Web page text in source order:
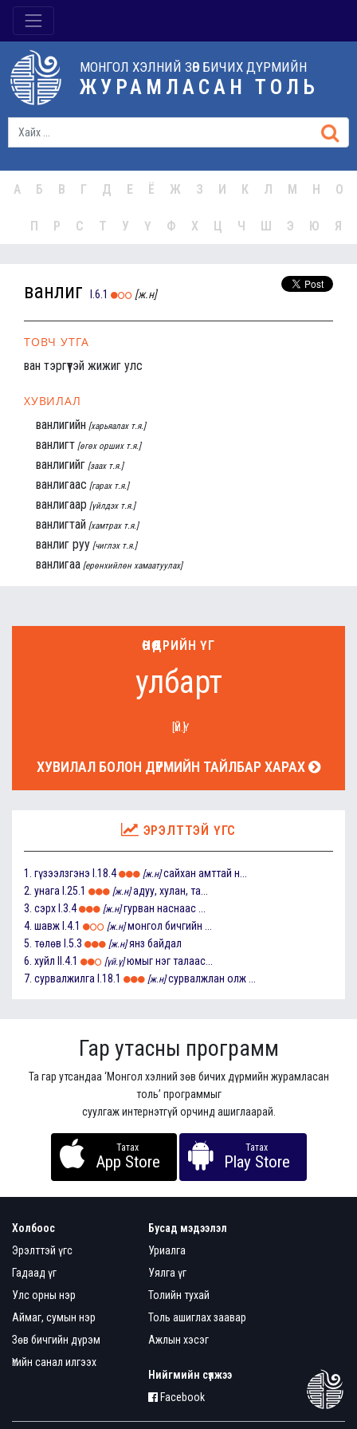
МОНГОЛ ХЭЛНИЙ ЗӨВ БИЧИХ ДҮРМИЙН
ЖУРАМЛАСАН ТОЛЬ
А Б В Г Д Е Ё Ж З И К Л М Н О
П Р С Т У Ү Ф Х Ц Ч Ш Э Ю Я
ванлиг I.6.1 [ж.н]
ТОВЧ УТГА
ван тэргүүтэй жижиг улс
ХУВИЛАЛ
ванлигийн [харьяалах т.я.]
ванлигт [өгөх орших т.я.]
ванлигийг [заах т.я.]
ванлигаас [гарах т.я.]
ванлигаар [үйлдэх т.я.]
ванлигтай [хамтрах т.я.]
ванлиг руу [чиглэх т.я.]
ванлигаа [ерөнхийлөн хамаатуулах]
ӨНӨӨДРИЙН ҮГ
улбарт
[ҮЙ.Ү]
ХУВИЛАЛ БОЛОН ДҮРМИЙН ТАЙЛБАР ХАРАХ
ЭРЭЛТТЭЙ ҮГС
1. гүзээлзгэнэ I.18.4 [ж.н] сайхан амттай н...
2. унага I.25.1 [ж.н] адуу, хулан, та...
3. сэрх I.3.4 [ж.н] гурван наснаас ...
4. шавж I.4.1 [ж.н] монгол бичгийн ...
5. төлөв I.5.3 [ж.н] янз байдал
6. хуйл II.4.1 [үй.ү] юмыг нэг талаас...
7. сурвалжилга I.18.1 [ж.н] сурвалжлан олж ...
Гар утасны программ
Та гар утсандаа ‘Монгол хэлний зөв бичих дүрмийн журамласан
толь’ программыг
суулгаж интернэтгүй орчинд ашиглаарай.
Татах
App Store
Татах
Play Store
Холбоос
Эрэлттэй үгс
Гадаад үг
Улс орны нэр
Аймаг, сумын нэр
Зөв бичгийн дүрэм
Үгийн санал илгээх
Бусад мэдээлэл
Уриалга
Уялга үг
Толийн тухай
Толь ашиглах заавар
Ажлын хэсэг
Нийгмийн сүлжээ
Facebook